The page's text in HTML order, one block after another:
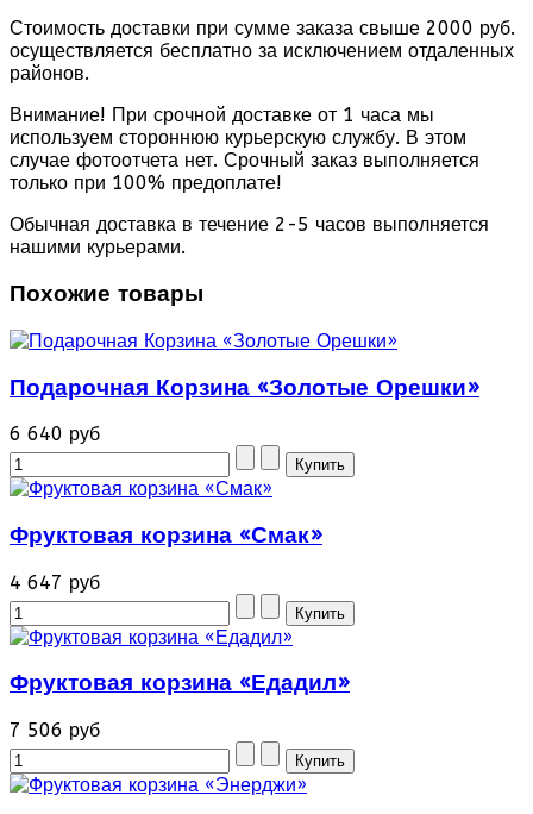
Стоимость доставки при сумме заказа свыше 2000 руб.
осуществляется бесплатно за исключением отдаленных
районов.
Внимание! При срочной доставке от 1 часа мы
используем стороннюю курьерскую службу. В этом
случае фотоотчета нет. Срочный заказ выполняется
только при 100% предоплате!
Обычная доставка в течение 2-5 часов выполняется
нашими курьерами.
Похожие товары
Подарочная Корзина «Золотые Орешки»
6 640 руб
Фруктовая корзина «Смак»
4 647 руб
Фруктовая корзина «Едадил»
7 506 руб